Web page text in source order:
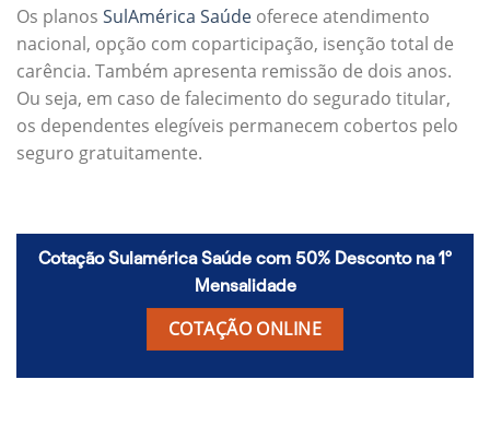
Os planos SulAmérica Saúde oferece atendimento
nacional, opção com coparticipação, isenção total de
carência. Também apresenta remissão de dois anos.
Ou seja, em caso de falecimento do segurado titular,
os dependentes elegíveis permanecem cobertos pelo
seguro gratuitamente.
Cotação Sulamérica Saúde com 50% Desconto na 1º
Mensalidade
COTAÇÃO ONLINE